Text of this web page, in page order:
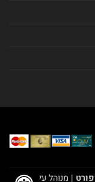
| מנוהל על ידי